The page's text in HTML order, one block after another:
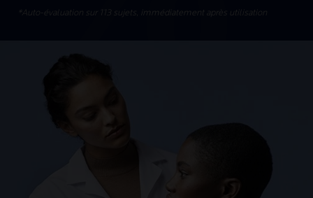
*Auto-évaluation sur 113 sujets, immédiatement après utilisation